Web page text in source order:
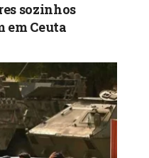
sozinhos
em Ceuta